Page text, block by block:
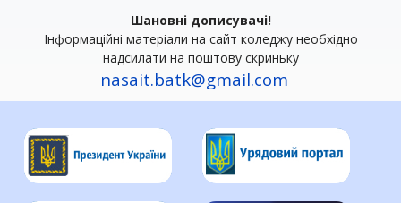
Шановні дописувачі!
Інформаційні матеріали на сайт коледжу необхідно
надсилати на поштову скриньку
nasait.batk@gmail.com